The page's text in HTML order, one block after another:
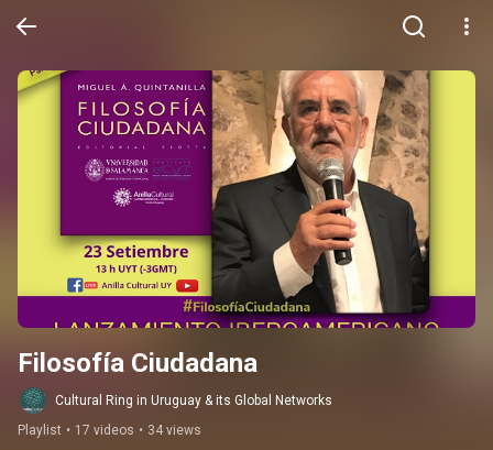
Filosofía Ciudadana
Cultural Ring in Uruguay & its Global Networks
Playlist • 17 videos • 34 views